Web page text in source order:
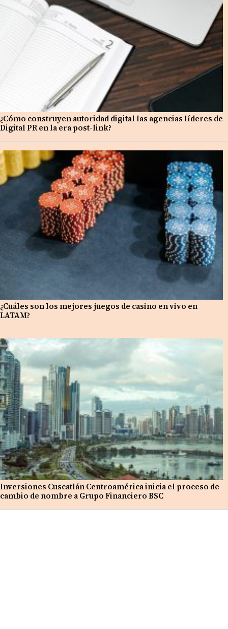
¿Cómo construyen autoridad digital las agencias líderes de
Digital PR en la era post-link?
¿Cuáles son los mejores juegos de casino en vivo en
LATAM?
Inversiones Cuscatlán Centroamérica inicia el proceso de
cambio de nombre a Grupo Financiero BSC